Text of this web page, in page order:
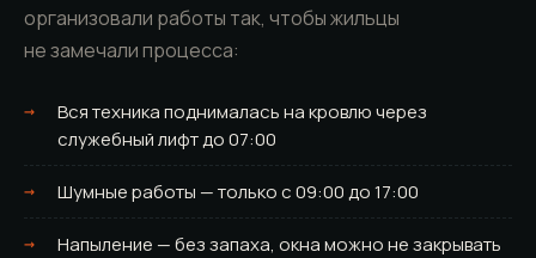
организовали работы так, чтобы жильцы
не замечали процесса:
Вся техника поднималась на кровлю через
служебный лифт до 07:00
Шумные работы — только с 09:00 до 17:00
Напыление — без запаха, окна можно не закрывать